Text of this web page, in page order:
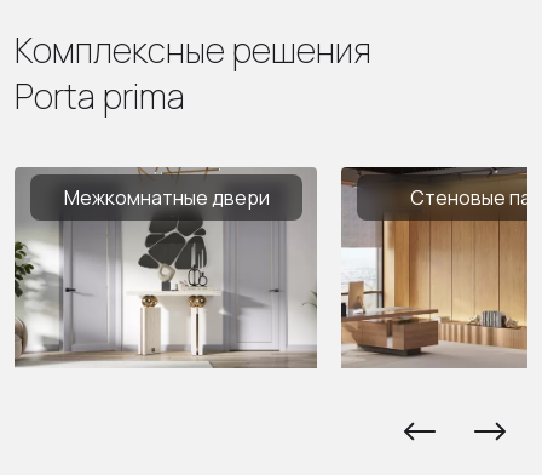
Комплексные решения
Porta prima
Межкомнатные двери Стеновые